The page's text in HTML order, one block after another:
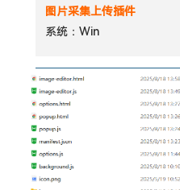
图片采集上传插件
系统：Win